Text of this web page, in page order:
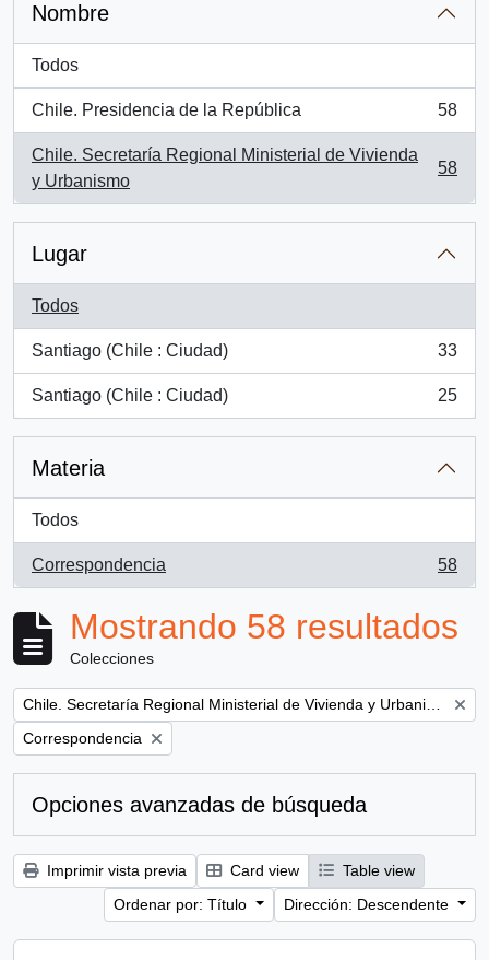
Nombre
Todos
Chile. Presidencia de la República
, 58 resultados
58
Chile. Secretaría Regional Ministerial de Vivienda
y Urbanismo
, 58 resultados
58
Lugar
Todos
Santiago (Chile : Ciudad)
, 33 resultados
33
Santiago (Chile : Ciudad)
, 25 resultados
25
Materia
Todos
Correspondencia
, 58 resultados
58
Mostrando 58 resultados
Colecciones
Remove filter:
Remove filter:
Correspondencia
Opciones avanzadas de búsqueda
Imprimir vista previa Card view
Table view
Ordenar por: Título
Dirección: Descendente